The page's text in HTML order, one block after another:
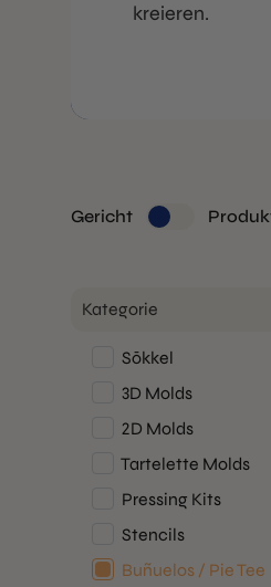
kreieren.
Gericht
Kategorie
Sōkkel
3D Molds
2D Molds
Tartelette Molds
Pressing Kits
Stencils
Buñuelos / Pie Tee